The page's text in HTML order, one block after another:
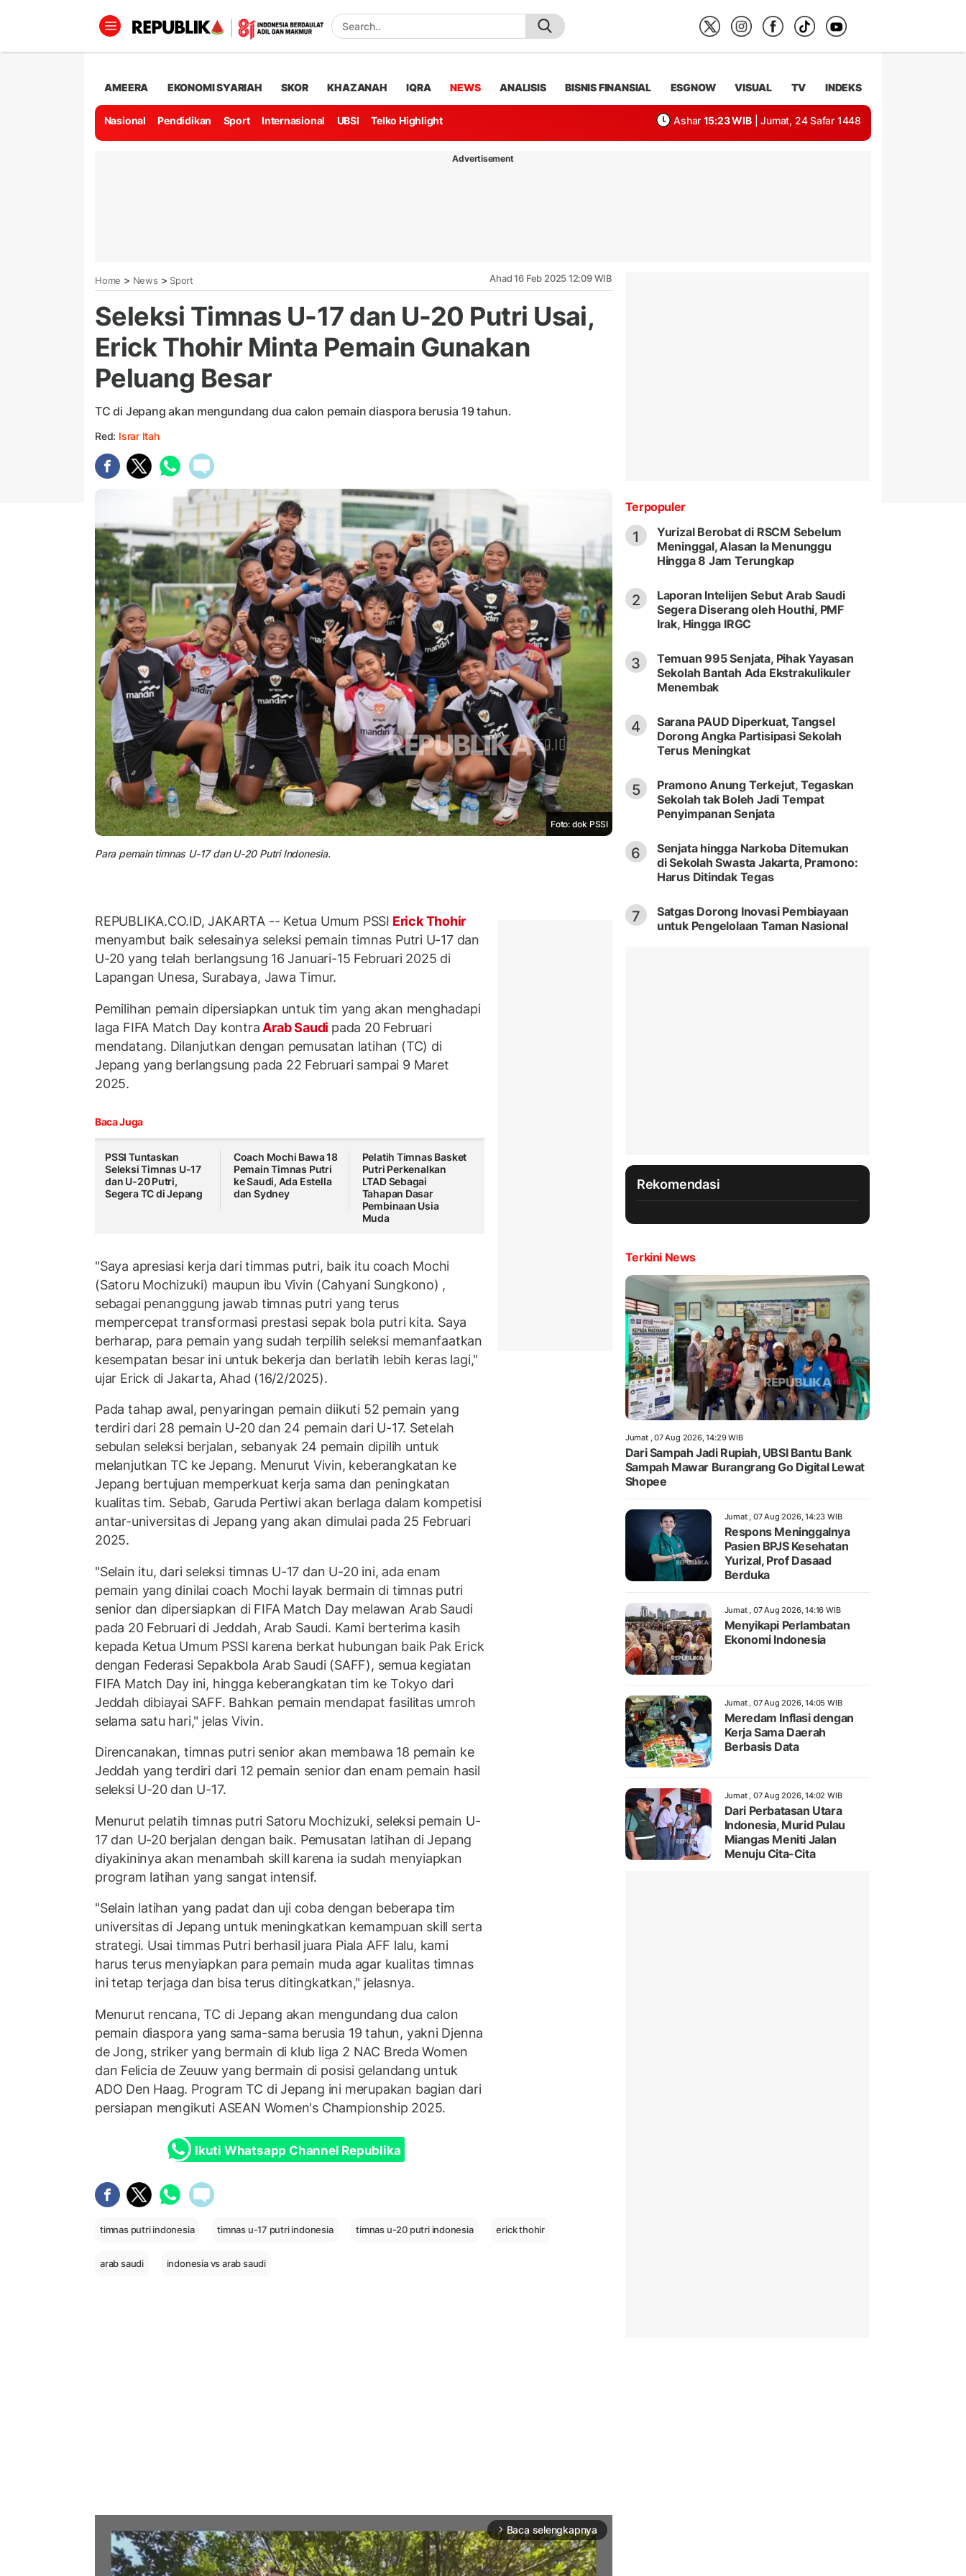
AMEERA EKONOMI SYARIAH SKOR KHAZANAH IQRA NEWS ANALISIS BISNIS FINANSIAL ESGNOW VISUAL TV INDEKS
Nasional Pendidikan Sport Internasional UBSI Telko Highlight Ashar 15:23 WIB | Jumat, 24 Safar 1448
Advertisement
Home > News > Sport Ahad 16 Feb 2025 12:09 WIB
Seleksi Timnas U-17 dan U-20 Putri Usai,
Erick Thohir Minta Pemain Gunakan
Peluang Besar
TC di Jepang akan mengundang dua calon pemain diaspora berusia 19 tahun.
Red: Israr Itah
Foto: dok PSSI
Para pemain timnas U-17 dan U-20 Putri Indonesia.
REPUBLIKA.CO.ID, JAKARTA -- Ketua Umum PSSI Erick Thohir
menyambut baik selesainya seleksi pemain timnas Putri U-17 dan
U-20 yang telah berlangsung 16 Januari-15 Februari 2025 di
Lapangan Unesa, Surabaya, Jawa Timur.
Pemilihan pemain dipersiapkan untuk tim yang akan menghadapi
laga FIFA Match Day kontra Arab Saudi pada 20 Februari
mendatang. Dilanjutkan dengan pemusatan latihan (TC) di
Jepang yang berlangsung pada 22 Februari sampai 9 Maret
2025.
Baca Juga
PSSI Tuntaskan
Seleksi Timnas U-17
dan U-20 Putri,
Segera TC di Jepang
Coach Mochi Bawa 18
Pemain Timnas Putri
ke Saudi, Ada Estella
dan Sydney
Pelatih Timnas Basket
Putri Perkenalkan
LTAD Sebagai
Tahapan Dasar
Pembinaan Usia
Muda
"Saya apresiasi kerja dari timmas putri, baik itu coach Mochi
(Satoru Mochizuki) maupun ibu Vivin (Cahyani Sungkono) ,
sebagai penanggung jawab timnas putri yang terus
mempercepat transformasi prestasi sepak bola putri kita. Saya
berharap, para pemain yang sudah terpilih seleksi memanfaatkan
kesempatan besar ini untuk bekerja dan berlatih lebih keras lagi,"
ujar Erick di Jakarta, Ahad (16/2/2025).
Pada tahap awal, penyaringan pemain diikuti 52 pemain yang
terdiri dari 28 pemain U-20 dan 24 pemain dari U-17. Setelah
sebulan seleksi berjalan, sebanyak 24 pemain dipilih untuk
melanjutkan TC ke Jepang. Menurut Vivin, keberangkatan ke
Jepang bertujuan memperkuat kerja sama dan peningkatan
kualitas tim. Sebab, Garuda Pertiwi akan berlaga dalam kompetisi
antar-universitas di Jepang yang akan dimulai pada 25 Februari
2025.
"Selain itu, dari seleksi timnas U-17 dan U-20 ini, ada enam
pemain yang dinilai coach Mochi layak bermain di timnas putri
senior dan dipersiapkan di FIFA Match Day melawan Arab Saudi
pada 20 Februari di Jeddah, Arab Saudi. Kami berterima kasih
kepada Ketua Umum PSSI karena berkat hubungan baik Pak Erick
dengan Federasi Sepakbola Arab Saudi (SAFF), semua kegiatan
FIFA Match Day ini, hingga keberangkatan tim ke Tokyo dari
Jeddah dibiayai SAFF. Bahkan pemain mendapat fasilitas umroh
selama satu hari," jelas Vivin.
Direncanakan, timnas putri senior akan membawa 18 pemain ke
Jeddah yang terdiri dari 12 pemain senior dan enam pemain hasil
seleksi U-20 dan U-17.
Menurut pelatih timnas putri Satoru Mochizuki, seleksi pemain U-
17 dan U-20 berjalan dengan baik. Pemusatan latihan di Jepang
diyakininya akan menambah skill karena ia sudah menyiapkan
program latihan yang sangat intensif.
"Selain latihan yang padat dan uji coba dengan beberapa tim
universitas di Jepang untuk meningkatkan kemampuan skill serta
strategi. Usai timmas Putri berhasil juara Piala AFF lalu, kami
harus terus menyiapkan para pemain muda agar kualitas timnas
ini tetap terjaga dan bisa terus ditingkatkan," jelasnya.
Menurut rencana, TC di Jepang akan mengundang dua calon
pemain diaspora yang sama-sama berusia 19 tahun, yakni Djenna
de Jong, striker yang bermain di klub liga 2 NAC Breda Women
dan ⁠Felicia de Zeuuw yang bermain di posisi gelandang untuk
ADO Den Haag. Program TC di Jepang ini merupakan bagian dari
persiapan mengikuti ASEAN Women's Championship 2025.
Ikuti Whatsapp Channel Republika
timnas putri indonesia timnas u-17 putri indonesia timnas u-20 putri indonesia erick thohir
arab saudi indonesia vs arab saudi
arrow_forward_ios Baca selengkapnya
Terpopuler
1
Yurizal Berobat di RSCM Sebelum
Meninggal, Alasan Ia Menunggu
Hingga 8 Jam Terungkap
2
Laporan Intelijen Sebut Arab Saudi
Segera Diserang oleh Houthi, PMF
Irak, Hingga IRGC
3
Temuan 995 Senjata, Pihak Yayasan
Sekolah Bantah Ada Ekstrakulikuler
Menembak
4
Sarana PAUD Diperkuat, Tangsel
Dorong Angka Partisipasi Sekolah
Terus Meningkat
5
Pramono Anung Terkejut, Tegaskan
Sekolah tak Boleh Jadi Tempat
Penyimpanan Senjata
6
Senjata hingga Narkoba Ditemukan
di Sekolah Swasta Jakarta, Pramono:
Harus Ditindak Tegas
7
Satgas Dorong Inovasi Pembiayaan
untuk Pengelolaan Taman Nasional
Rekomendasi
Terkini News
Jumat , 07 Aug 2026, 14:29 WIB
Dari Sampah Jadi Rupiah, UBSI Bantu Bank
Sampah Mawar Burangrang Go Digital Lewat
Shopee
Jumat , 07 Aug 2026, 14:23 WIB
Respons Meninggalnya
Pasien BPJS Kesehatan
Yurizal, Prof Dasaad
Berduka
Jumat , 07 Aug 2026, 14:16 WIB
Menyikapi Perlambatan
Ekonomi Indonesia
Jumat , 07 Aug 2026, 14:05 WIB
Meredam Inflasi dengan
Kerja Sama Daerah
Berbasis Data
Jumat , 07 Aug 2026, 14:02 WIB
Dari Perbatasan Utara
Indonesia, Murid Pulau
Miangas Meniti Jalan
Menuju Cita-Cita